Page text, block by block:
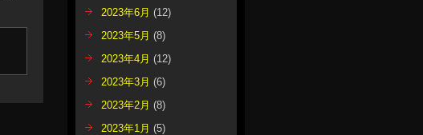
2023年6月 (12)
2023年5月 (8)
2023年4月 (12)
2023年3月 (6)
2023年2月 (8)
2023年1月 (5)